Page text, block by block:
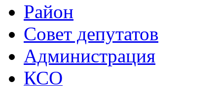
Район
Совет депутатов
Администрация
КСО